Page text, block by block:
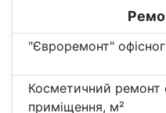
"Євроремонт"
Косметичний ремонт
приміщення, м²